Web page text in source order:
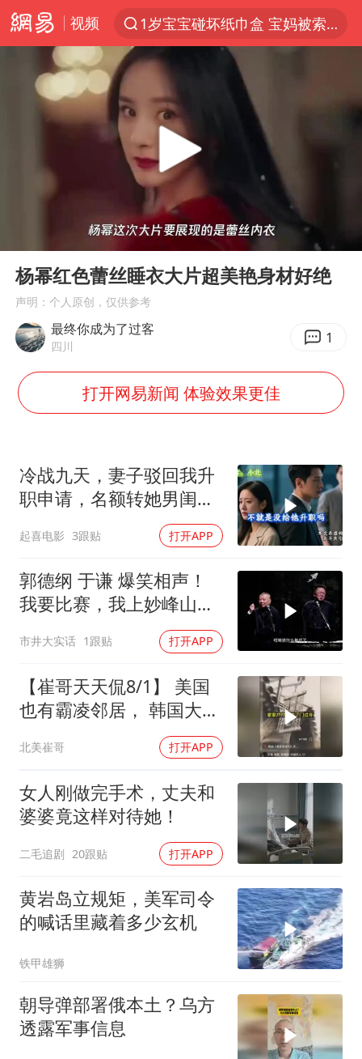
视频
1岁宝宝碰坏纸巾盒 宝妈被索赔924元
Meta被判支付5.67亿美元
阿根廷足协发文力挺因凡蒂诺
中国稀土盘中涨停
日本广岛民众举行游行反对政府行径
21楼高空抛物嫌疑人被拘留
男子杀人后逃进深山21年活得像野人
台风白海豚最新路径研判来了
我国编制完成新版全月地质图
“深圳地面沉降致车辆损坏”不实
男子结婚8年发现3个女儿均非亲生
奋进开新局 实干挑大梁
Play
01:03
杨幂红色蕾丝睡衣大片超美艳身材好绝
声明：个人原创，仅供参考
最终你成为了过客
四川 1
打开网易新闻 体验效果更佳
冷战九天，妻子驳回我升
职申请，名额转她男闺
蜜，我转身办妥1件事
起喜电影 3跟贴 打开APP
郭德纲 于谦 爆笑相声！
我要比赛，我上妙峰山干
嘛去？你去拜一拜冠军老
祖庙
市井大实话 1跟贴 打开APP
【崔哥天天侃8/1】 美国
也有霸凌邻居， 韩国大爷
北美崔哥 打开APP
女人刚做完手术，丈夫和
婆婆竟这样对待她！
二毛追剧 20跟贴 打开APP
黄岩岛立规矩，美军司令
的喊话里藏着多少玄机
铁甲雄狮
朝导弹部署俄本土？乌方
透露军事信息